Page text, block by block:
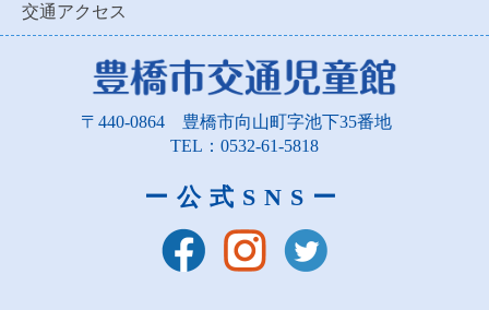
交通アクセス
〒440-0864 豊橋市向山町字池下35番地
TEL：0532-61-5818
ー公式SNSー